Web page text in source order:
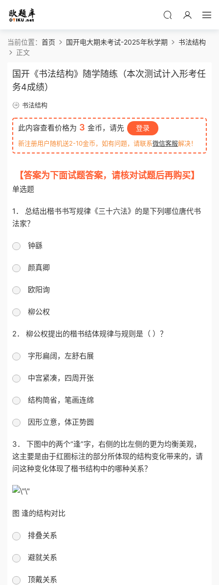
当前位置： 首页 国开电大期未考试-2025年秋学期
书法结构
正文
国开《书法结构》随学随练（本次测试计入形考任
务4成绩）
书法结构
此内容查看价格为 3 金币，请先 登录
新注册用户随机送2-10金币，如有问题，请联系微信客服解决！
【答案为下面试题答案，请核对试题后再购买】
单选题
1． 总结出楷书书写规律《三十六法》的是下列哪位唐代书
法家？
钟繇
颜真卿
欧阳询
柳公权
2． 柳公权提出的楷书结体规律与规则是（ ）？
字形扁阔，左舒右展
中宫紧凑，四周开张
结构简省，笔画连绵
因形立意，体正势圆
3． 下图中的两个“逢”字，右侧的比左侧的更为均衡美观，
这主要是由于红圈标注的部分所体现的结构变化带来的，请
问这种变化体现了楷书结构中的哪种关系？
图 逢的结构对比
排叠关系
避就关系
顶戴关系